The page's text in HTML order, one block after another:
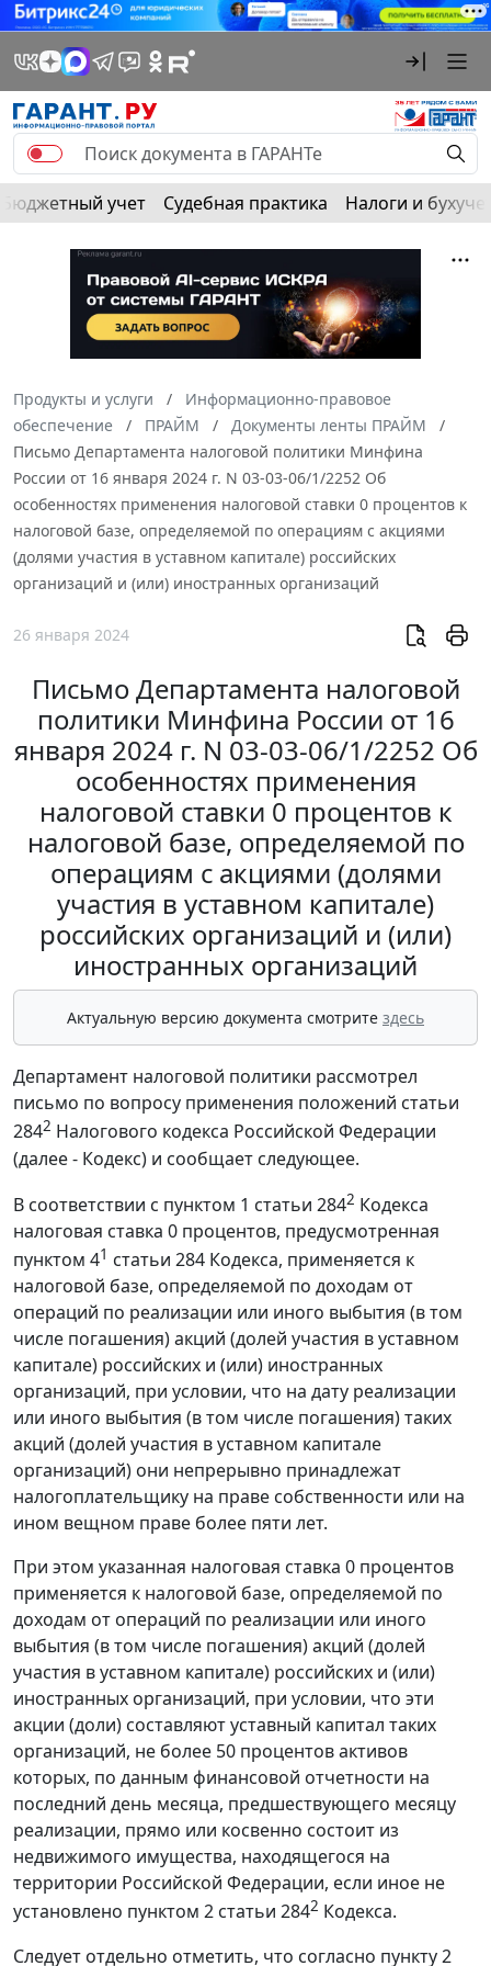
Бюджетный учет Судебная практика Налоги и
Продукты и услуги
Информационно-правовое
обеспечение
ПРАЙМ
Документы ленты ПРАЙМ
Письмо Департамента налоговой политики Минфина
России от 16 января 2024 г. N 03-03-06/1/2252 Об
особенностях применения налоговой ставки 0 процентов к
налоговой базе, определяемой по операциям с акциями
(долями участия в уставном капитале) российских
организаций и (или) иностранных организаций
26 января 2024
Письмо Департамента налоговой
политики Минфина России от 16
января 2024 г. N 03-03-06/1/2252 Об
особенностях применения
налоговой ставки 0 процентов к
налоговой базе, определяемой по
операциям с акциями (долями
участия в уставном капитале)
российских организаций и (или)
иностранных организаций
Актуальную версию документа смотрите здесь
Департамент налоговой политики рассмотрел
письмо по вопросу применения положений статьи
2842 Налогового кодекса Российской Федерации
(далее - Кодекс) и сообщает следующее.
В соответствии с пунктом 1 статьи 2842 Кодекса
налоговая ставка 0 процентов, предусмотренная
пунктом 41 статьи 284 Кодекса, применяется к
налоговой базе, определяемой по доходам от
операций по реализации или иного выбытия (в том
числе погашения) акций (долей участия в уставном
капитале) российских и (или) иностранных
организаций, при условии, что на дату реализации
или иного выбытия (в том числе погашения) таких
акций (долей участия в уставном капитале
организаций) они непрерывно принадлежат
налогоплательщику на праве собственности или на
ином вещном праве более пяти лет.
При этом указанная налоговая ставка 0 процентов
применяется к налоговой базе, определяемой по
доходам от операций по реализации или иного
выбытия (в том числе погашения) акций (долей
участия в уставном капитале) российских и (или)
иностранных организаций, при условии, что эти
акции (доли) составляют уставный капитал таких
организаций, не более 50 процентов активов
которых, по данным финансовой отчетности на
последний день месяца, предшествующего месяцу
реализации, прямо или косвенно состоит из
недвижимого имущества, находящегося на
территории Российской Федерации, если иное не
установлено пунктом 2 статьи 2842 Кодекса.
Следует отдельно отметить, что согласно пункту 2